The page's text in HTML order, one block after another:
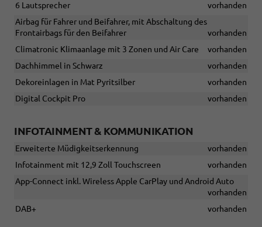
6 Lautsprecher
vorhanden
Airbag für Fahrer und Beifahrer, mit Abschaltung des
Frontairbags für den Beifahrer
vorhanden
Climatronic Klimaanlage mit 3 Zonen und Air Care
vorhanden
Dachhimmel in Schwarz
vorhanden
Dekoreinlagen in Mat Pyritsilber
vorhanden
Digital Cockpit Pro
vorhanden
INFOTAINMENT & KOMMUNIKATION
Erweiterte Müdigkeitserkennung
vorhanden
Infotainment mit 12,9 Zoll Touchscreen
vorhanden
App-Connect inkl. Wireless Apple CarPlay und Android Auto
vorhanden
DAB+
vorhanden